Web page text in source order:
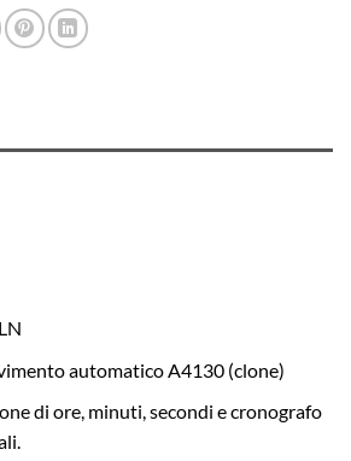
automatico A4130 (clone)
di ore, minuti, secondi e cronografo